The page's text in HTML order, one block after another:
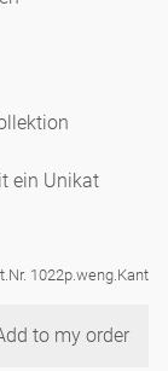
ein Unikat
1022p.weng.Kant
to my order